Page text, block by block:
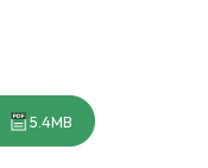
5.4MB